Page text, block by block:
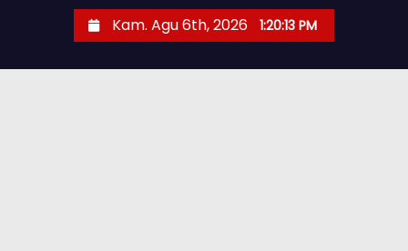
Kam. Agu 6th, 2026 1:20:14 PM